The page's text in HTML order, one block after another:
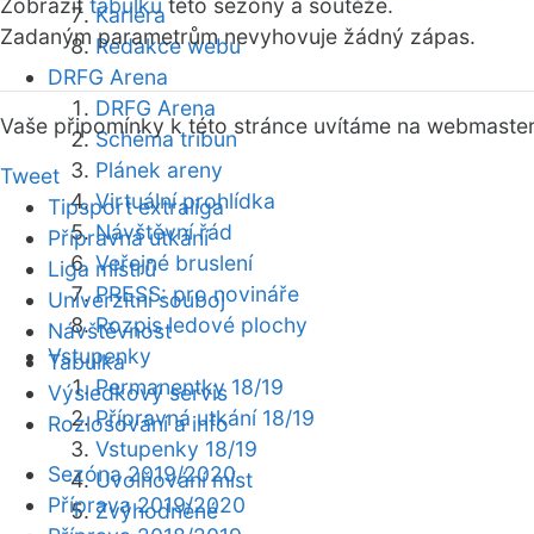
Kariéra
Redakce webu
DRFG Arena
DRFG Arena
Schéma tribun
Plánek areny
Virtuální prohlídka
Návštěvní řád
Veřejné bruslení
PRESS: pro novináře
Rozpis ledové plochy
Vstupenky
Permanentky 18/19
Přípravná utkání 18/19
Vstupenky 18/19
Uvolňování míst
Zvýhodněné
Zobrazit tabulku této sezóny a soutěže.
Zadaným parametrům nevyhovuje žádný zápas.
Vaše připomínky k této stránce uvítáme na webmaster
Tweet
Tipsport extraliga
Přípravná utkání
Liga mistrů
Univerzitní souboj
Návštěvnost
Tabulka
Výsledkový servis
Rozlosování a info
Sezóna 2019/2020
Příprava 2019/2020